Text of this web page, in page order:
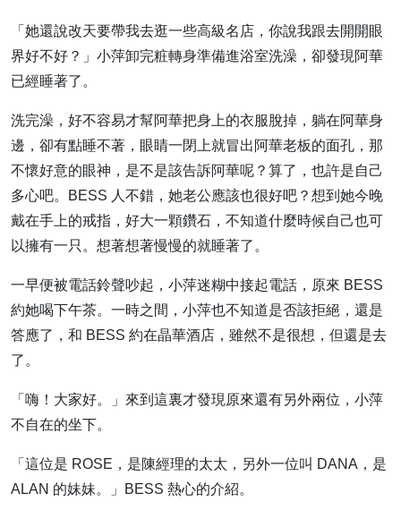
「她還說改天要帶我去逛一些高級名店，你說我跟去開開眼
界好不好？」小萍卸完粧轉身準備進浴室洗澡，卻發現阿華
已經睡著了。
洗完澡，好不容易才幫阿華把身上的衣服脫掉，躺在阿華身
邊，卻有點睡不著，眼睛一閉上就冒出阿華老板的面孔，那
不懷好意的眼神，是不是該告訴阿華呢？算了，也許是自己
多心吧。BESS 人不錯，她老公應該也很好吧？想到她今晚
戴在手上的戒指，好大一顆鑽石，不知道什麼時候自己也可
以擁有一只。想著想著慢慢的就睡著了。
一早便被電話鈴聲吵起，小萍迷糊中接起電話，原來 BESS
約她喝下午茶。一時之間，小萍也不知道是否該拒絕，還是
答應了，和 BESS 約在晶華酒店，雖然不是很想，但還是去
了。
「嗨！大家好。」來到這裏才發現原來還有另外兩位，小萍
不自在的坐下。
「這位是 ROSE，是陳經理的太太，另外一位叫 DANA，是
ALAN 的妹妹。」BESS 熱心的介紹。